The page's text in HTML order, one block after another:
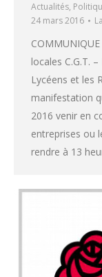
Actualités,
24 mars 2016
COMMUNIQUE
locales C.G.T.
Lycéens et les
manifestation
2016 venir en
entreprises ou
rendre à 13